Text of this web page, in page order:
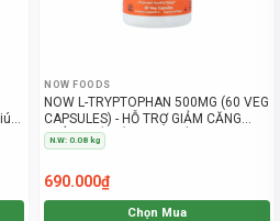
NOW FOODS
NOW L-TRYPTOPHAN 500MG (60 VEG
CAPSULES) - HỖ TRỢ GIẢM CĂNG
THẲNG VÀ CẢI THIỆN TÂM TRẠNG
N.W: 0.08 kg
690.000₫
Chọn Mua